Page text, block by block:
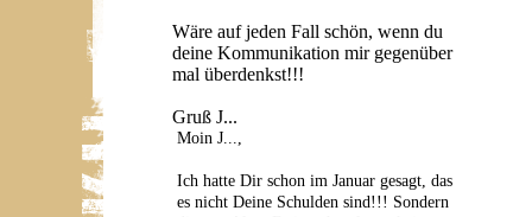
Wäre auf jeden Fall schön, wenn du
deine Kommunikation mir gegenüber
mal überdenkst!!!
Gruß J...
Moin J...,
Ich hatte Dir schon im Januar gesagt, das
es nicht Deine Schulden sind!!! Sondern